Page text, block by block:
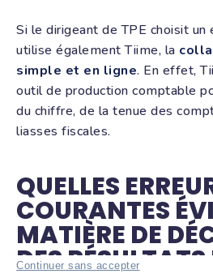
Continuer sans accepter
Si le dirigeant de TPE choisit
utilise également Tiime, la
simple et en ligne. En effet,
outil de production comptable
du chiffre, de la tenue des
liasses fiscales.
QUELLES
COURANTES
MATIÈRE DE
DES RÉSULTATS